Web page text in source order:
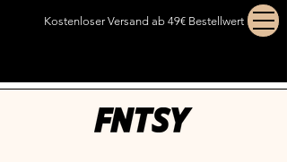
Kostenloser Versand ab 49€ Bestellwert